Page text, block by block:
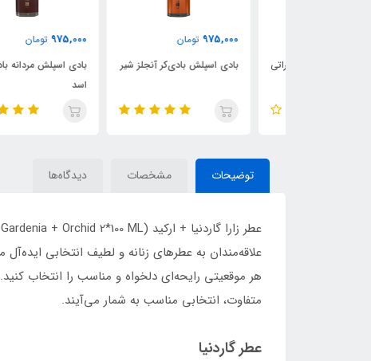
تومان
بادی اسپلش بادی‌کر آنجلز شیر
تومان
بادی اسپلش مردانه بادی‌کر
توضیحات مشخصات دیدگاه‌ها
هر موقعیتی رایحه‌ای دلخواه و مناسب را انتخاب
متفاوت، انتخابی مناسب به شمار می‌آیند.
عطر گاردنیا